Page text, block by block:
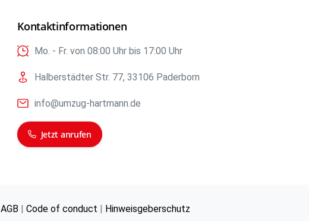
Kontaktinformationen
Mo. - Fr. von 08:00 Uhr bis 17:00 Uhr
Halberstädter Str. 77, 33106 Paderborn
info@umzug-hartmann.de
Jetzt anrufen
AGB | Code of conduct | Hinweisgeberschutz